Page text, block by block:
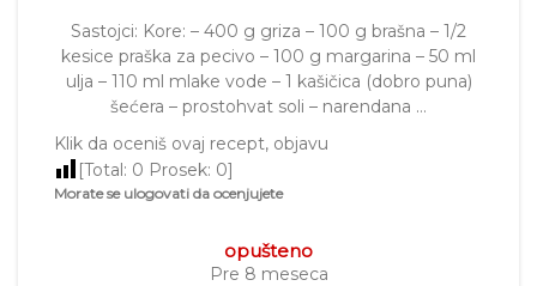
Sastojci: Kore: – 400 g griza – 100 g brašna – 1/2
kesice praška za pecivo – 100 g margarina – 50 ml
ulja – 110 ml mlake vode – 1 kašičica (dobro puna)
šećera – prostohvat soli – narendana …
Klik da oceniš ovaj recept, objavu
[Total: 0 Prosek: 0]
Morate se ulogovati da ocenjujete
opušteno
Pre 8 meseca